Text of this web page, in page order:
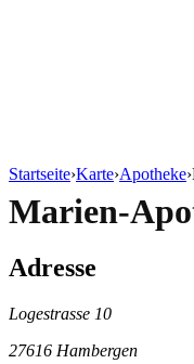
Startseite›Karte›Apotheke›
Marien-
Adresse
Logestrasse 10
27616 Hambergen